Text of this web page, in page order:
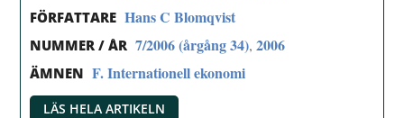
FÖRFATTARE Hans C Blomqvist
NUMMER / ÅR 7/2006 (årgång 34),2006
ÄMNEN F. Internationell ekonomi
LÄS HELA ARTIKELN